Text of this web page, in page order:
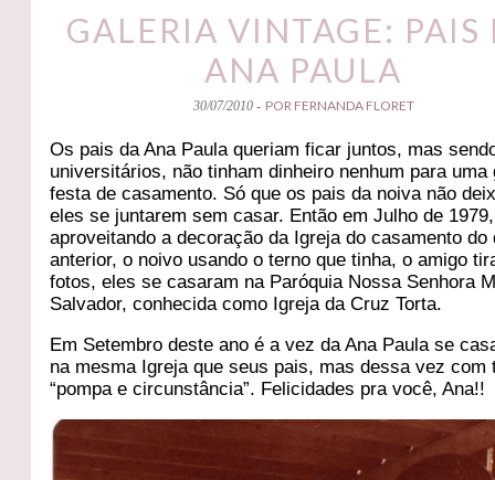
GALERIA VINTAGE: PAIS
ANA PAULA
30/07/2010 - POR FERNANDA FLORET
Os pais da Ana Paula queriam ficar juntos, mas
universitários, não tinham dinheiro nenhum para uma
festa de casamento. Só que os pais da noiva não
eles se juntarem sem casar. Então em Julho de 1979,
aproveitando a decoração da Igreja do casamento do
anterior, o noivo usando o terno que tinha, o amigo
fotos, eles se casaram na Paróquia Nossa Senhora
Salvador, conhecida como Igreja da Cruz Torta.
Em Setembro deste ano é a vez da Ana Paula se
na mesma Igreja que seus pais, mas dessa vez com
“pompa e circunstância”. Felicidades pra você, Ana!!